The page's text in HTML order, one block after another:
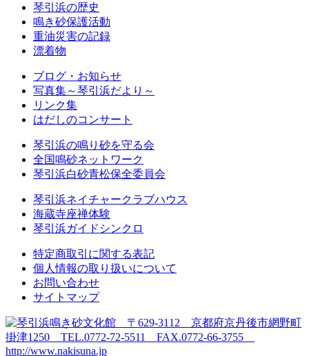
琴引浜の歴史
鳴き砂保護活動
重油災害の記録
漂着物
ブログ・お知らせ
写真集～琴引浜だより～
リンク集
はだしのコンサート
琴引浜の鳴り砂を守る会
全国鳴砂ネットワーク
琴引浜白砂青松保全委員会
琴引浜ネイチャークラブハウス
海蔵寺座禅体験
琴引浜ガイドシンクロ
特定商取引に関する表記
個人情報の取り扱いについて
お問い合わせ
サイトマップ